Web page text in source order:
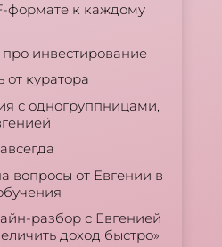
формате к каждому
инвестирование
от куратора
с одногруппницами,
вопросы от Евгении в
разбор с Евгенией
доход быстро»